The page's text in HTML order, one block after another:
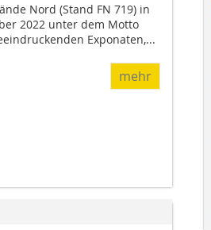
Nord (Stand FN 719) in
2022 unter dem Motto
Exponaten,...
mehr